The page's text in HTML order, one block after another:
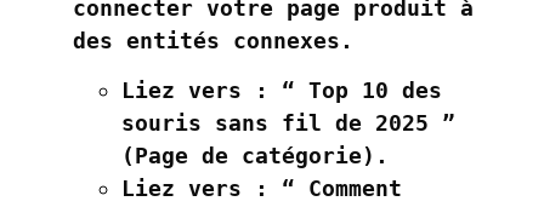
connecter votre page produit à
des entités connexes.
Liez vers :
“ Top 10 des
souris sans fil de 2025 ”
(Page de catégorie).
Liez vers :
“ Comment